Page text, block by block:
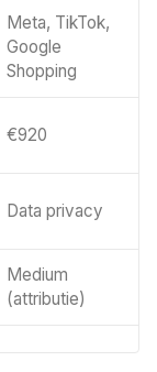
Meta, TikTok,
Google
Shopping
€920
Data privacy
Medium
(attributie)